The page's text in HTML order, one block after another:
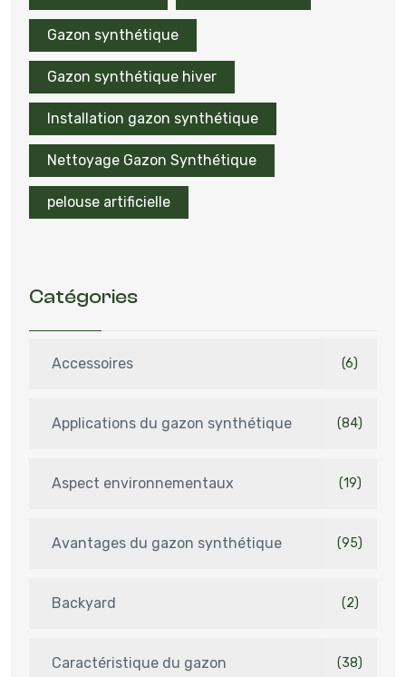
Gazon synthétique
Gazon synthétique hiver
Installation gazon synthétique
Nettoyage Gazon Synthétique
pelouse artificielle
Catégories
Accessoires (6)
Applications du gazon synthétique (84)
Aspect environnementaux (19)
Avantages du gazon synthétique (95)
Backyard (2)
Caractéristique du gazon
(38)